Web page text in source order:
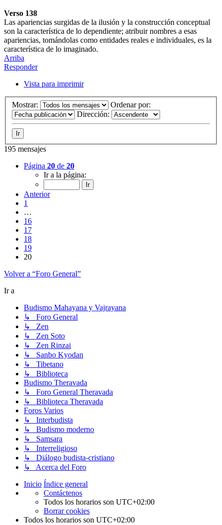
Verso 138
Las apariencias surgidas de la ilusión y la construcción conceptual
son la característica de lo dependiente; atribuir nombres a esas
apariencias, tomándolas como entidades reales e individuales, es la
característica de lo imaginado.
Arriba
Responder
Vista para imprimir
Mostrar:
Ordenar por:
Dirección:
195 mensajes
Página 20 de 20
Ir a la página:
Anterior
1
…
16
17
18
19
20
Volver a “Foro General”
Ir a
Budismo Mahayana y Vajrayana
↳ Foro General
↳ Zen
↳ Zen Soto
↳ Zen Rinzai
↳ Sanbo Kyodan
↳ Tibetano
↳ Biblioteca
Budismo Theravada
↳ Foro General Theravada
↳ Biblioteca Theravada
Foros Varios
↳ Interbudista
↳ Budismo moderno
↳ Samsara
↳ Interreligioso
↳ Diálogo budista-cristiano
↳ Acerca del Foro
Inicio Índice general
Contáctenos
Todos los horarios son UTC+02:00
Borrar cookies
Todos los horarios son UTC+02:00